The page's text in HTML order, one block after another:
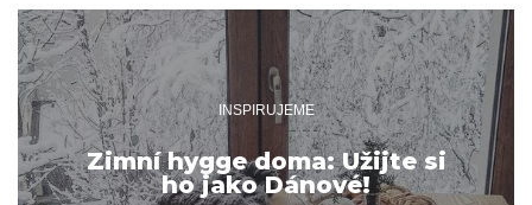
INSPIRUJEME
Zimní hygge doma: Užijte si
ho jako Dánové!